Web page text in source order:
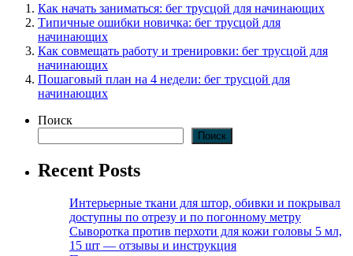
Как начать заниматься: бег трусцой для начинающих
Типичные ошибки новичка: бег трусцой для
начинающих
Как совмещать работу и тренировки: бег трусцой для
начинающих
Пошаговый план на 4 недели: бег трусцой для
начинающих
Поиск
Поиск
Recent Posts
Интерьерные ткани для штор, обивки и покрывал
доступны по отрезу и по погонному метру
Сыворотка против перхоти для кожи головы 5 мл,
15 шт — отзывы и инструкция